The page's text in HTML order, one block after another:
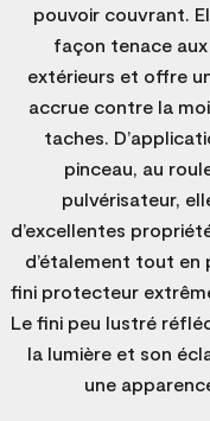
pouvoir couvrant.
façon tenace
extérieurs et offre
accrue contre la
taches.
pinceau, au
pulvérisateur,
d’excellentes
d’étalement tout en
fini protecteur
Le fini peu lustré
la lumière et son
une